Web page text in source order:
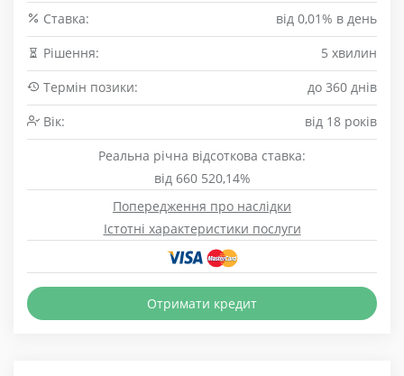
Cтавка:
від 0,01% в день
Рішення:
5 хвилин
Термін позики:
до 360 днів
Вік:
від 18 років
Реальна річна відсоткова ставка:
від 660 520,14%
Попередження про наслідки
Істотні характеристики послуги
Отримати кредит